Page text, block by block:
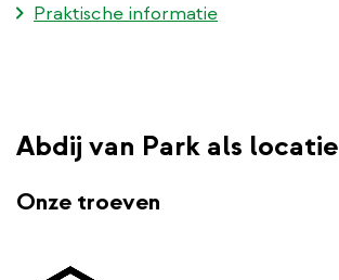
Praktische informatie
Abdij van Park als locatie
Onze troeven